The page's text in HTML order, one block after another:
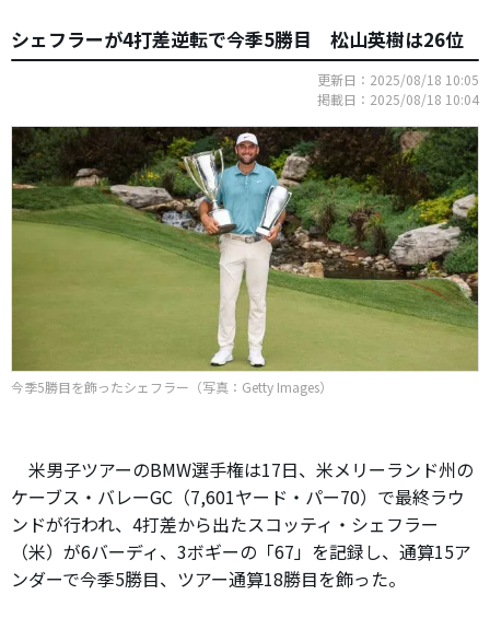
シェフラーが4打差逆転で今季5勝目 松山英樹は26位
更新日：2025/08/18 10:05
掲載日：2025/08/18 10:04
今季5勝目を飾ったシェフラー（写真：Getty Images）
米男子ツアーのBMW選手権は17日、米メリーランド州の
ケーブス・バレーGC（7,601ヤード・パー70）で最終ラウ
ンドが行われ、4打差から出たスコッティ・シェフラー
（米）が6バーディ、3ボギーの「67」を記録し、通算15ア
ンダーで今季5勝目、ツアー通算18勝目を飾った。